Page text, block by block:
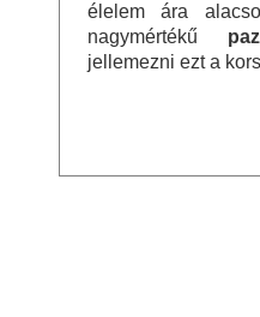
élelem ára
nagymértékű
jellemezni ezt a